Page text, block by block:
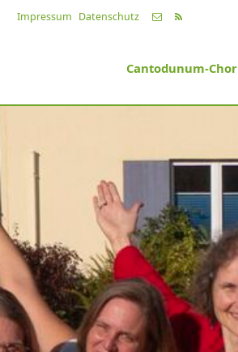
Impressum Datenschutz
Cantodunum-Chor